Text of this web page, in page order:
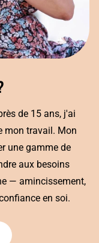
de 15 ans, j'ai
mon travail. Mon
une gamme de
aux besoins
— amincissement,
en soi.